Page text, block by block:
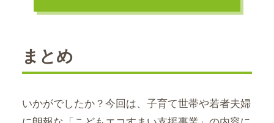
まとめ
いかがでしたか？今回は、子育て世帯や若者夫婦